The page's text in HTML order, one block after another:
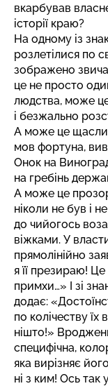
вкарбував
історії краю?
На одному із
розлетілися по
зображено
це не просто
людства, може це
і безжально
А може це
мов фортуна,
Онок на
на гребінь
А може це
ніколи не був і
до чийогось
віжками. У
прямолінійно
я її презираю!
примхи…» І зі
додає:
по колічеству
нішто!»
специфічна,
яка вирізняє
ні з ким! Ось так